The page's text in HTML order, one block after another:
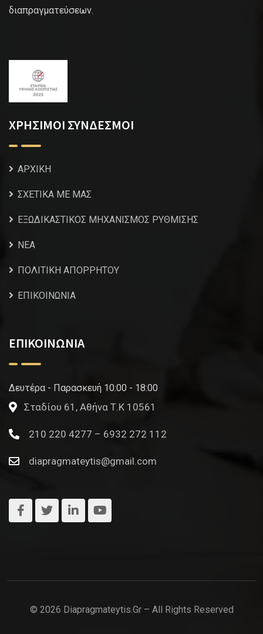
διαπραγματεύσεων.
ΧΡΗΣΙΜΟΙ ΣΥΝΔΕΣΜΟΙ
ΑΡΧΙΚΗ
ΣΧΕΤΙΚΑ ΜΕ ΜΑΣ
ΕΞΩΔΙΚΑΣΤΙΚΟΣ ΜΗΧΑΝΙΣΜΟΣ ΡΥΘΜΙΣΗΣ
NEA
ΠΟΛΙΤΙΚΗ ΑΠΟΡΡΗΤΟΥ
ΕΠΙΚΟΙΝΩΝΙΑ
ΕΠΙΚΟΙΝΩΝΙΑ
Δευτέρα - Παρασκευή 10:00 - 18:00
Σταδίου 61, Αθήνα Τ.Κ 10561
210 220 4277 – 6932 272 112
diapragmateytis@gmail.com
© 2026 Diapragmateytis.gr – All Rights Reserved